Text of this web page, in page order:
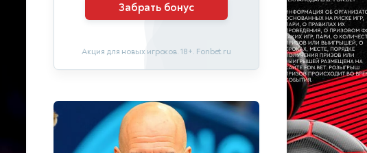
Забрать бонус
Акция для новых игроков. 18+. Fonbet.ru